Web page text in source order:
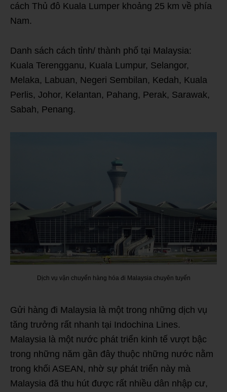
cách Thủ đô Kuala Lumper khoảng 25 km về phía
Nam.
Danh sách cách tỉnh/ thành phố tại Malaysia:
Kuala Terengganu, Kuala Lumpur, Selangor,
Melaka, Labuan, Negeri Sembilan, Kedah, Kuala
Perlis, Johor, Kelantan, Pahang, Perak, Sarawak,
Sabah, Penang.
Dịch vụ vận chuyển hàng hóa đi Malaysia chuyên tuyến
Gửi hàng đi Malaysia là một trong những dịch vụ
tăng trưởng rất nhanh tại Indochina Lines.
Malaysia là một nước phát triển kinh tế vượt bậc
trong những năm gần đây thuộc những nước nằm
trong khối ASEAN, nhờ sự phát triển này mà
Malaysia đã thu hút được rất nhiều dân nhập cư,